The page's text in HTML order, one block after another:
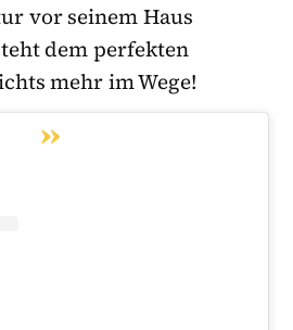
vor seinem Haus
dem perfekten
mehr im Wege!